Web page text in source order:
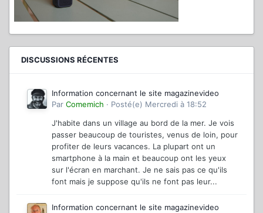
DISCUSSIONS RÉCENTES
Information concernant le site magazinevideo
Par Comemich · Posté(e) Mercredi à 18:52
J'habite dans un village au bord de la mer. Je vois
passer beaucoup de touristes, venus de loin, pour
profiter de leurs vacances. La plupart ont un
smartphone à la main et beaucoup ont les yeux
sur l'écran en marchant. Je ne sais pas ce qu'ils
font mais je suppose qu'ils ne font pas leur...
Information concernant le site magazinevideo